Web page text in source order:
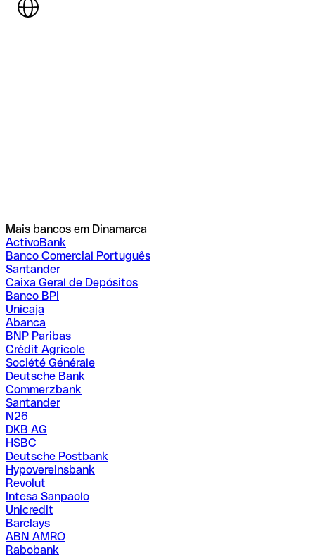
Mais bancos em Dinamarca
ActivoBank
Banco Comercial Português
Santander
Caixa Geral de Depósitos
Banco BPI
Unicaja
Abanca
BNP Paribas
Crédit Agricole
Société Générale
Deutsche Bank
Commerzbank
Santander
N26
DKB AG
HSBC
Deutsche Postbank
Hypovereinsbank
Revolut
Intesa Sanpaolo
Unicredit
Barclays
ABN AMRO
Rabobank